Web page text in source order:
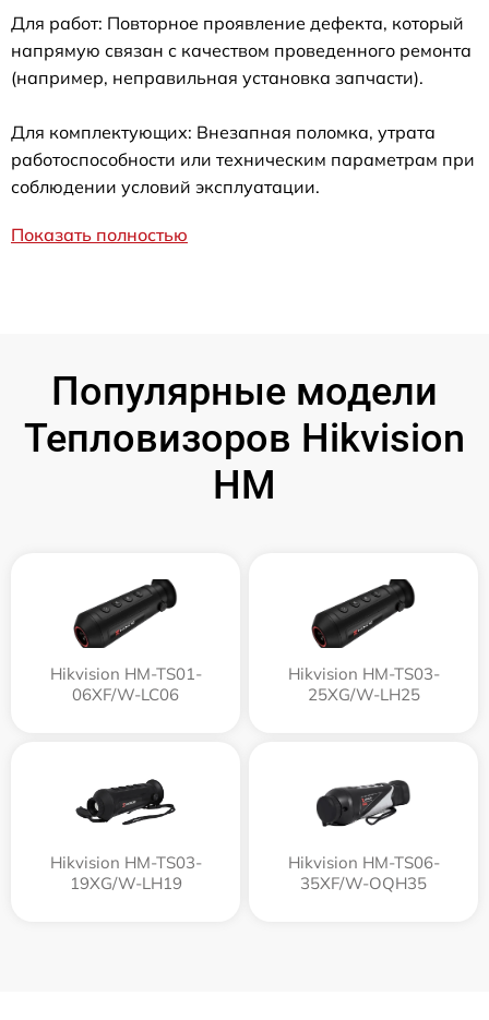
Для работ: Повторное проявление дефекта, который
напрямую связан с качеством проведенного ремонта
(например, неправильная установка запчасти).
Для комплектующих: Внезапная поломка, утрата
работоспособности или техническим параметрам при
соблюдении условий эксплуатации.
Показать полностью
Популярные модели
Тепловизоров Hikvision
HM
Hikvision HM-TS01-
06XF/W-LC06
Hikvision HM-TS03-
25XG/W-LH25
Hikvision HM-TS03-
19XG/W-LH19
Hikvision HM-TS06-
35XF/W-OQH35